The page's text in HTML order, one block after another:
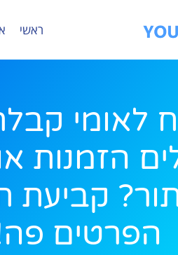
ראשי
לאומי
הזמנות
תור? קביעת
הפרטים